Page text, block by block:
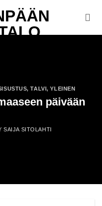
,TALVI,YLEINEN
päivään
SAIJA SITOLAHTI